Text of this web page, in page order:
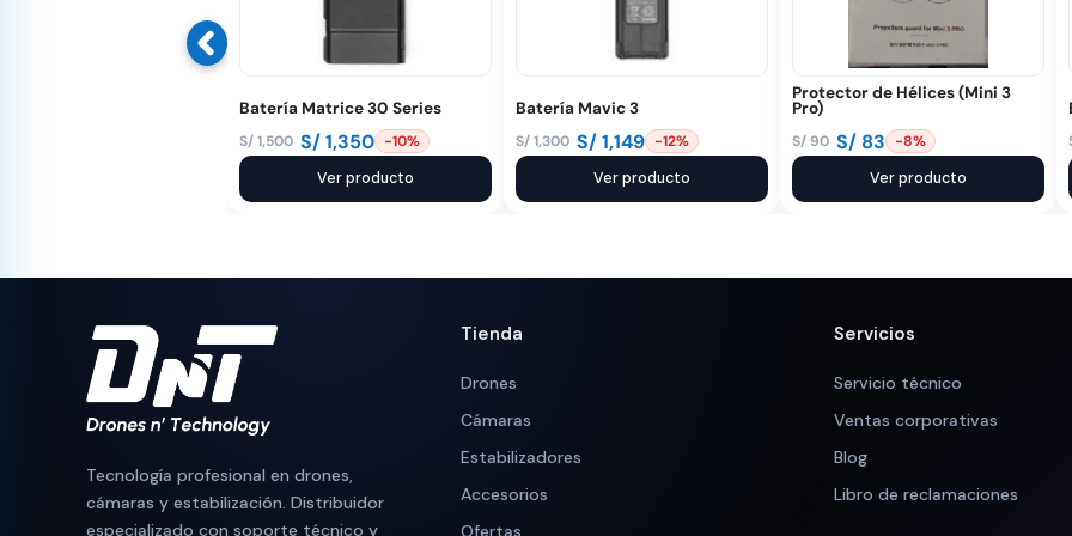
Batería Matrice 30 Series
S/1,500
El
original
S/1,350
El
actual
-10%
Ver producto
Batería Mavic 3
S/1,300
El
original
S/1,149
El
actual
-12%
Ver producto
Protector de Hélices (Mini 3
Pro)
S/90
El
original
S/ 83
El
actual
-8%
Ver producto
Tecnología profesional en drones,
cámaras y estabilización. Distribuidor
especializado con soporte técnico y
Tienda
Drones
Cámaras
Estabilizadores
Accesorios
Ofertas
Servicios
Servicio técnico
Ventas corporativas
Blog
Libro de reclamaciones